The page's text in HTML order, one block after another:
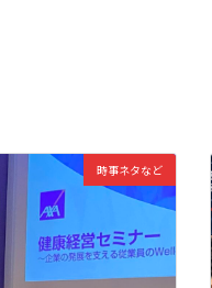
時事ネタなど